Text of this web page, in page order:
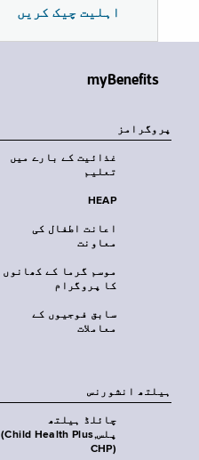
اہلیت چیک کریں
myBenefits
پروگرامز
غذائیت کے بارے میں
تعلیم
HEAP
اعانت اطفال کی
معاونت
موسم گرما کے کھانوں
کا پروگرام
سابق فوجیوں کے
معاملات
‏ہیلتھ انشورنس
چائلڈ ہیلتھ
پلس‎(Child Health Plus,
CHP)‎